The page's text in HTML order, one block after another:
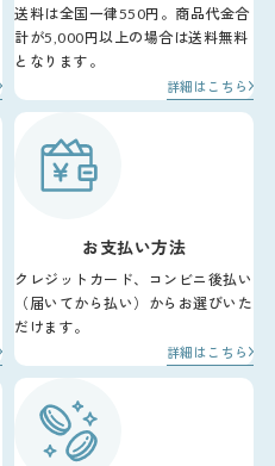
送料は全国一律550円。商品代金合
計が5,000円以上の場合は送料無料
となります。
詳細はこちら
お支払い方法
クレジットカード、コンビニ後払い
（届いてから払い）からお選びいた
だけます。
詳細はこちら